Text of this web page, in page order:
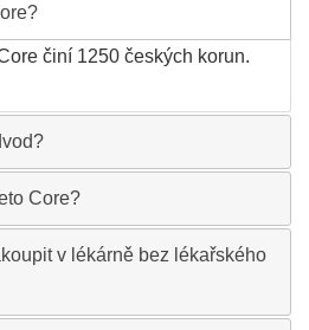
činí 1250 českých korun.
Core?
v lékárně bez lékařského